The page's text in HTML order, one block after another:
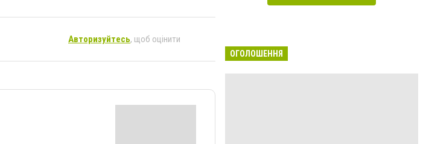
Авторизуйтесь, щоб оцінити
ОГОЛОШЕННЯ